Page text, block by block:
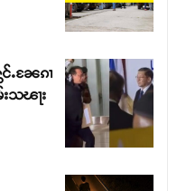
ႁူမ်ႈၵမ်ႉထႅမ် ၸုမ်းၶၢ
ၶႃႈဢေႃႈ။
ႉၼႄၵၢ
သၽႃး